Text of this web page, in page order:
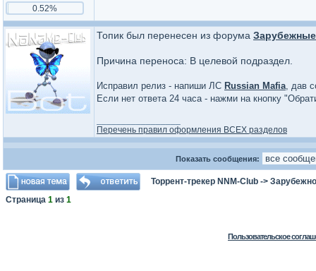
0.52%
Топик был перенесен из форума Зарубежные
Причина переноса: В целевой подраздел.
Исправил релиз - напиши ЛС Russian Mafia, дав
Если нет ответа 24 часа - нажми на кнопку
Перечень правил оформления ВСЕХ разделов
Показать сообщения:
Торрент-трекер NNM-Club ->
Страница 1 из 1
Пользовательское